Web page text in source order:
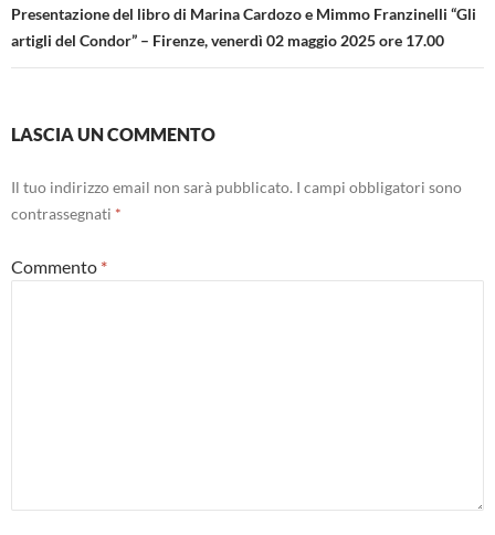
Presentazione del libro di Marina Cardozo e Mimmo Franzinelli “Gli
artigli del Condor” – Firenze, venerdì 02 maggio 2025 ore 17.00
LASCIA UN COMMENTO
Il tuo indirizzo email non sarà pubblicato. I campi obbligatori sono
contrassegnati *
Commento *